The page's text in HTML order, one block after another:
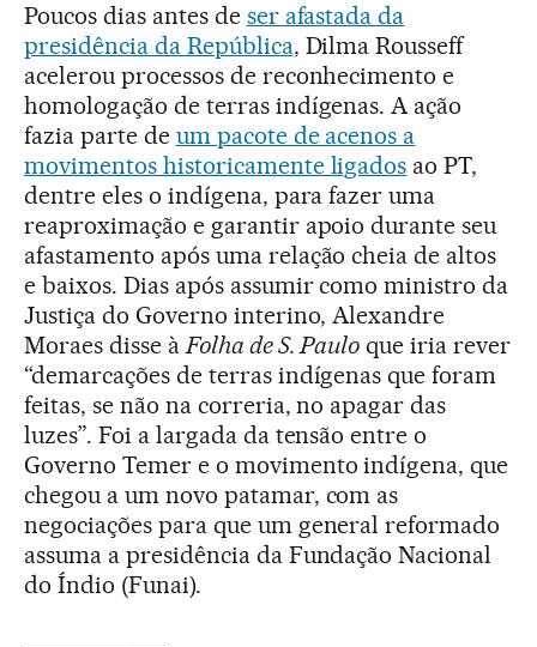
Poucos dias antes de ser afastada da
presidência da República, Dilma Rousseff
acelerou processos de reconhecimento e
homologação de terras indígenas. A ação
fazia parte de um pacote de acenos a
movimentos historicamente ligados ao PT,
dentre eles o indígena, para fazer uma
reaproximação e garantir apoio durante seu
afastamento após uma relação cheia de altos
e baixos. Dias após assumir como ministro da
Justiça do Governo interino, Alexandre
Moraes disse àFolha de S. Paulo que iria rever
“demarcações de terras indígenas que foram
feitas, se não na correria, no apagar das
luzes”. Foi a largada da tensão entre o
Governo Temer e o movimento indígena, que
chegou a um novo patamar, com as
negociações para que um general reformado
assuma a presidência da Fundação Nacional
do Índio (Funai).